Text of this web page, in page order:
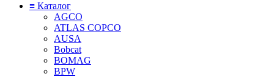
≡ Каталог
AGCO
ATLAS COPCO
AUSA
Bobcat
BOMAG
BPW